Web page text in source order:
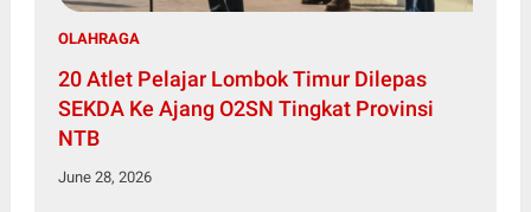
OLAHRAGA
20 Atlet Pelajar Lombok Timur Dilepas
SEKDA Ke Ajang O2SN Tingkat Provinsi
NTB
June 28, 2026